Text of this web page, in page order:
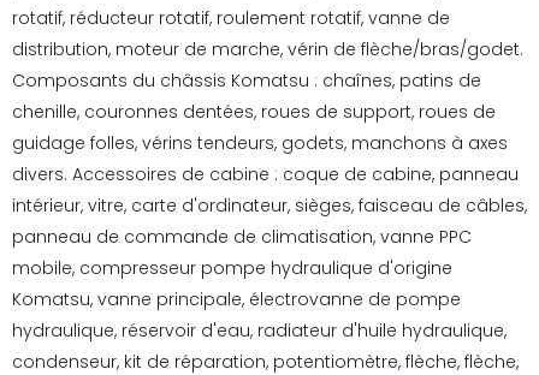
rotatif, réducteur rotatif, roulement rotatif, vanne de
distribution, moteur de marche, vérin de flèche/bras/godet.
Composants du châssis Komatsu : chaînes, patins de
chenille, couronnes dentées, roues de support, roues de
guidage folles, vérins tendeurs, godets, manchons à axes
divers. Accessoires de cabine : coque de cabine, panneau
intérieur, vitre, carte d'ordinateur, sièges, faisceau de câbles,
panneau de commande de climatisation, vanne PPC
mobile, compresseur pompe hydraulique d'origine
Komatsu, vanne principale, électrovanne de pompe
hydraulique, réservoir d'eau, radiateur d'huile hydraulique,
condenseur, kit de réparation, potentiomètre, flèche, flèche,